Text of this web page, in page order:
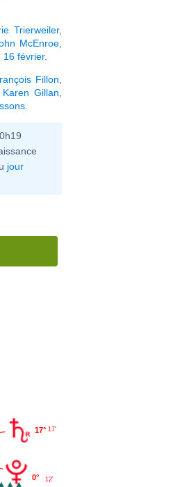
Trierweiler,
McEnroe
16 février.
Fillon
Karen Gillan
jour
17° 17'
0° 12'